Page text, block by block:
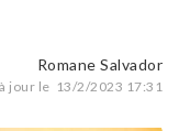
Romane Salvador
jour le 13/2/2023 17:31